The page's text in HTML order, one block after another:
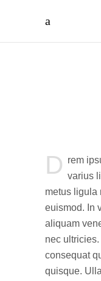
D rem
varius
metus ligula
euismod. In
aliquam
nec
consequat
quisque.